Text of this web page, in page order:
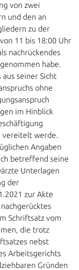
von zwei
und den an
zu der
11 bis 18:00 Uhr
nachrückendes
habe.
seiner Sicht
ohne
im Hinblick
vereitelt werde.
Angaben
betreffend seine
Unterlagen
der
zur Akte
Schriftsatz vom
die trotz
nebst
Arbeitsgerichts
Gründen